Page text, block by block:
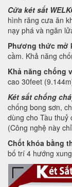
Cửa két sắt
hình răng cưa ăn
nạy phá và ngăn
Phương thức mở
cầm. Khả năng
Khả năng chống
cao 30feet
Két sắt chống
chống bong sơn,
dùng cho Tàu thuỷ
(Công nghệ này
Chốt khóa bằng
bố trí 4 hướng